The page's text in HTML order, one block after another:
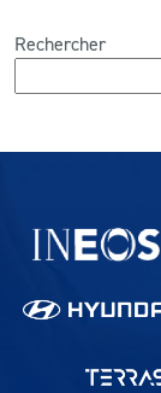
Rechercher
Partenaires du